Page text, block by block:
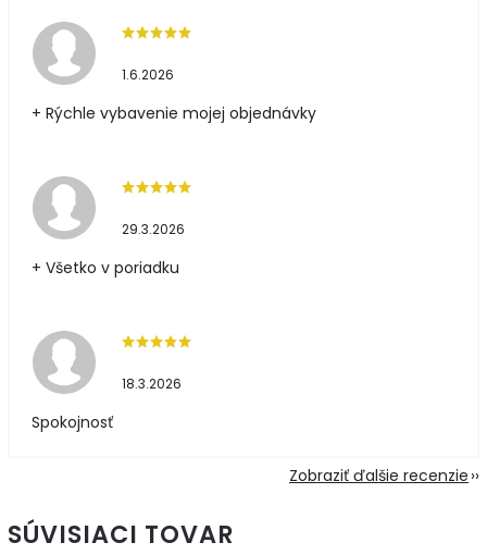
1.6.2026
+ Rýchle vybavenie mojej objednávky
29.3.2026
+ Všetko v poriadku
18.3.2026
Spokojnosť
Zobraziť ďalšie recenzie
SÚVISIACI TOVAR